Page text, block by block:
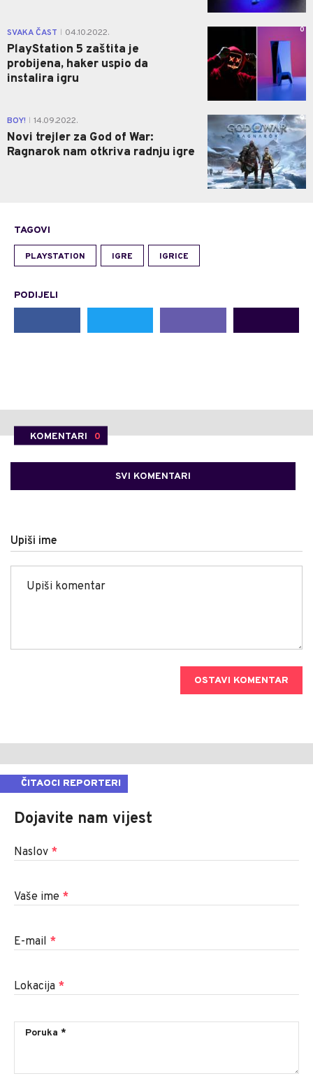
SVAKA ČAST 04.10.2022.
PlayStation 5 zaštita je
probijena, haker uspio da
instalira igru
0
BOY! 14.09.2022.
Novi trejler za God of War:
Ragnarok nam otkriva radnju igre
0
TAGOVI
PLAYSTATION IGRE IGRICE
PODIJELI
KOMENTARI 0
SVI KOMENTARI
Upiši ime
OSTAVI KOMENTAR
ČITAOCI REPORTERI
Dojavite nam vijest
Naslov *
Vaše ime *
E-mail *
Lokacija *